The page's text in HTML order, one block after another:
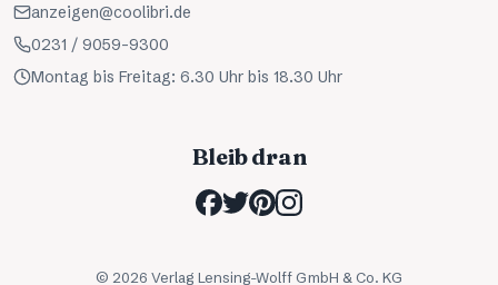
anzeigen@coolibri.de
0231 / 9059-9300
Montag bis Freitag: 6.30 Uhr bis 18.30 Uhr
Bleib dran
© 2026 Verlag Lensing-Wolff GmbH & Co. KG